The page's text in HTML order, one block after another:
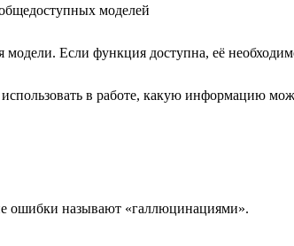
моделей
Если функция доступна, её
в работе, какую информацию
ошибки называют «галлюцинациями».